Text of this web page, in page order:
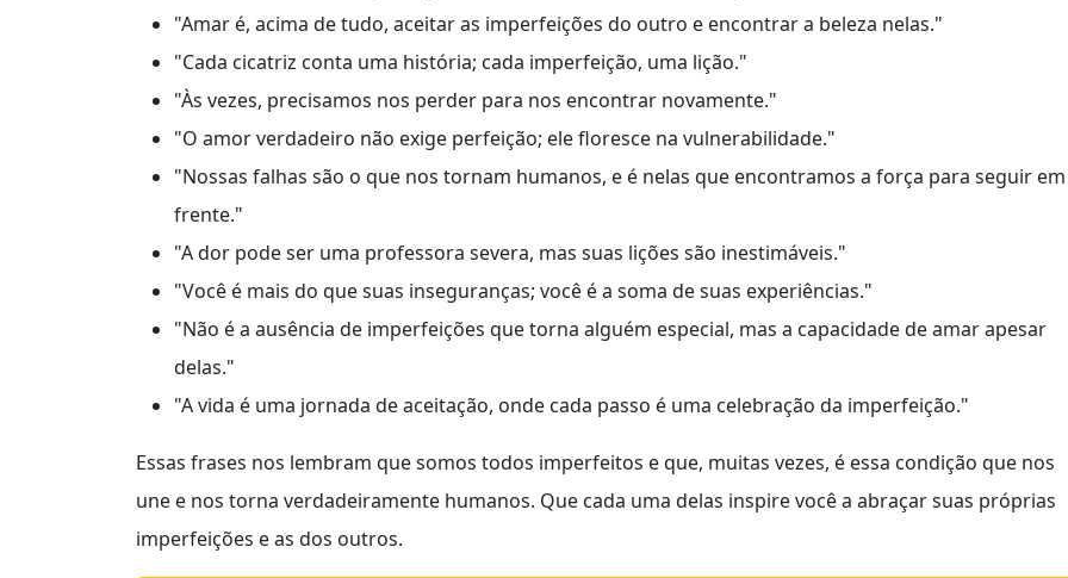
"Amar é, acima de tudo, aceitar as imperfeições do outro e encontrar a beleza nelas."
"Cada cicatriz conta uma história; cada imperfeição, uma lição."
"Às vezes, precisamos nos perder para nos encontrar novamente."
"O amor verdadeiro não exige perfeição; ele floresce na vulnerabilidade."
"Nossas falhas são o que nos tornam humanos, e é nelas que encontramos a força para seguir em
frente."
"A dor pode ser uma professora severa, mas suas lições são inestimáveis."
"Você é mais do que suas inseguranças; você é a soma de suas experiências."
"Não é a ausência de imperfeições que torna alguém especial, mas a capacidade de amar apesar
delas."
"A vida é uma jornada de aceitação, onde cada passo é uma celebração da imperfeição."
Essas frases nos lembram que somos todos imperfeitos e que, muitas vezes, é essa condição que nos
une e nos torna verdadeiramente humanos. Que cada uma delas inspire você a abraçar suas próprias
imperfeições e as dos outros.